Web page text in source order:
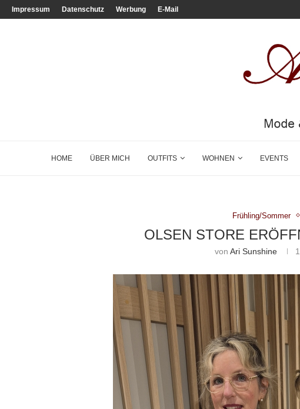
Impressum Datenschutz Werbung E-Mail
HOME ÜBER MICH OUTFITS WOHNEN EVENTS
Frühling/Sommer
OLSEN STORE
von Ari Sunshine